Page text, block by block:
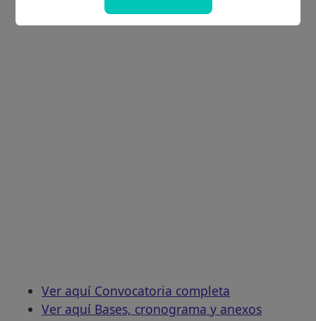
Ver aquí Convocatoria completa
Ver aquí Bases, cronograma y anexos